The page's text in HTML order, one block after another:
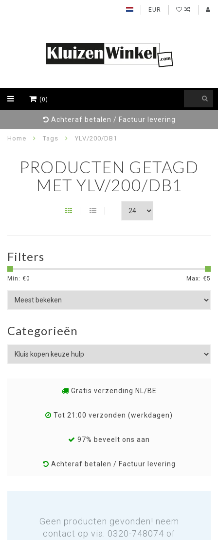
EUR
(0)
Achteraf betalen / Factuur levering
Home Tags YLV/200/DB1
PRODUCTEN GETAGD
MET YLV/200/DB1
Filters
Min: €0 Max: €5
Categorieën
Gratis verzending NL/BE
Tot 21:00 verzonden (werkdagen)
97% beveelt ons aan
Achteraf betalen / Factuur levering
Geen producten gevonden! neem
contact op via: 0320-748074 of